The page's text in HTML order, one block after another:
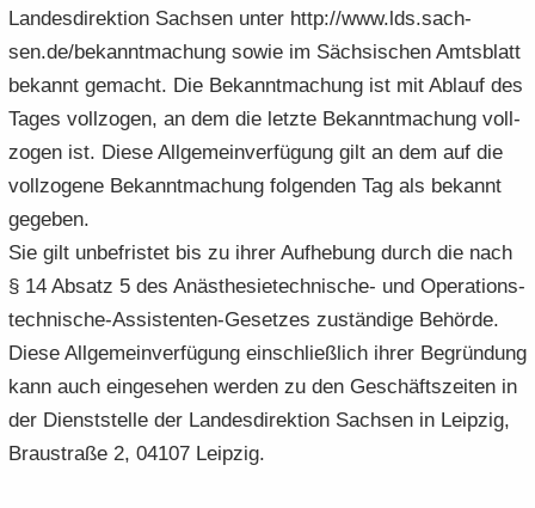
Lan­des­di­rek­ti­on Sach­sen unter http://www.lds.sach­
sen.de/be­kannt­ma­chung sowie im Säch­si­schen Amts­blatt
be­kannt ge­macht. Die Be­kannt­ma­chung ist mit Ab­lauf des
Tages voll­zo­gen, an dem die letz­te Be­kannt­ma­chung voll­
zo­gen ist. Diese All­ge­mein­ver­fü­gung gilt an dem auf die
voll­zo­ge­ne Be­kannt­ma­chung fol­gen­den Tag als be­kannt
ge­ge­ben.
Sie gilt un­be­fris­tet bis zu ihrer Auf­he­bung durch die nach
§ 14 Ab­satz 5 des Anästhesietechnische-​ und Operations-​
technische-Assistenten-Gesetzes zu­stän­di­ge Be­hör­de.
Diese All­ge­mein­ver­fü­gung ein­schließ­lich ihrer Be­grün­dung
kann auch ein­ge­se­hen wer­den zu den Ge­schäfts­zei­ten in
der Dienst­stel­le der Lan­des­di­rek­ti­on Sach­sen in Leip­zig,
Brau­stra­ße 2, 04107 Leip­zig.